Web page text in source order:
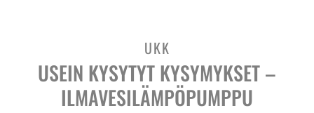
UKK
USEIN KYSYTYT KYSYMYKSET –
ILMAVESILÄMPÖPUMPPU